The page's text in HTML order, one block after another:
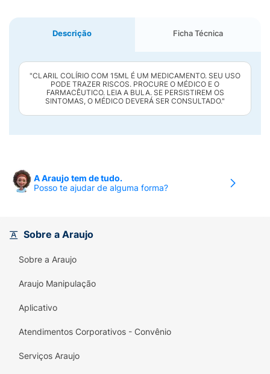
Descrição Ficha Técnica
"CLARIL COLÍRIO COM 15ML É UM MEDICAMENTO. SEU USO
PODE TRAZER RISCOS. PROCURE O MÉDICO E O
FARMACÊUTICO. LEIA A BULA. SE PERSISTIREM OS
SINTOMAS, O MÉDICO DEVERÁ SER CONSULTADO."
A Araujo tem de tudo.
Posso te ajudar de alguma forma?
Sobre a Araujo
Sobre a Araujo
Araujo Manipulação
Aplicativo
Atendimentos Corporativos - Convênio
Serviços Araujo